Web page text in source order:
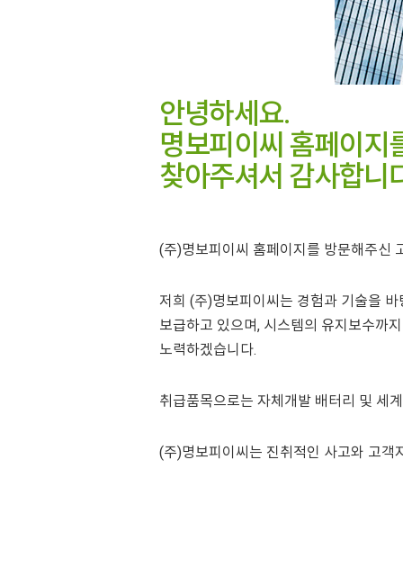
안녕하세요.
명보피이씨 홈페이지
찾아주셔서 감사합니
(주)명보피이씨 홈페이지를 방문해주신
저희 (주)명보피이씨는 경험과 기술을
보급하고 있으며, 시스템의 유지보수까
노력하겠습니다.
취급품목으로는 자체개발 배터리 및 세
(주)명보피이씨는 진취적인 사고와 고객